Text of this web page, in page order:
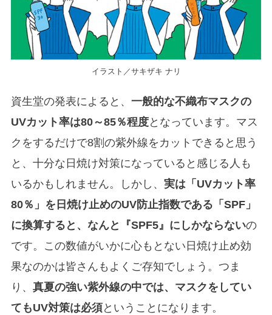
イラスト／サキザキ ナリ
資生堂の発表によると、 一般的な不織布マスクの
UVカット率は80～85％程度となっています。マス
クをするだけで8割の紫外線をカットできると思う
と、十分な日焼け対策になっていると感じる人も
いるかもしれません。しかし、 実は「UVカット率
80％」を日焼け止めのUV防止指数である「SPF」
に換算すると、なんと『SPF5』にしかならないの
です。この数値がいかに心もとない日焼け止め効
果なのかは皆さんもよくご存知でしょう。つま
り、 真夏の強い紫外線の中では、マスクをしてい
てもUV対策は必須ということになります。